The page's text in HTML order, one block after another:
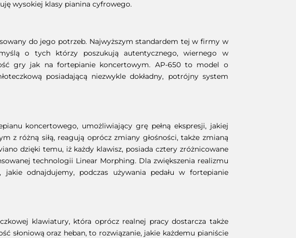
wysokiej klasy pianina cyfrowego.
do jego potrzeb. Najwyższym standardem tej w firmy w
o tych którzy poszukują autentycznego, wiernego w
gry jak na fortepianie koncertowym. AP-650 to model o
posiadającą niezwykle dokładny, potrójny system
koncertowego, umożliwiający grę pełną ekspresji, jakiej
z różną siłą, reagują oprócz zmiany głośności, także zmianą
dzięki temu, iż każdy klawisz, posiada cztery zróżnicowane
technologii Linear Morphing. Dla zwiększenia realizmu
odnajdujemy, podczas używania pedału w fortepianie
klawiatury, która oprócz realnej pracy dostarcza także
słoniową oraz heban, to rozwiązanie, jakie każdemu pianiście